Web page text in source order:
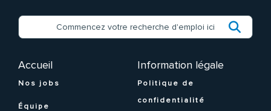
Accueil
Nos jobs
Équipe
Information légale
Politique de
confidentialité